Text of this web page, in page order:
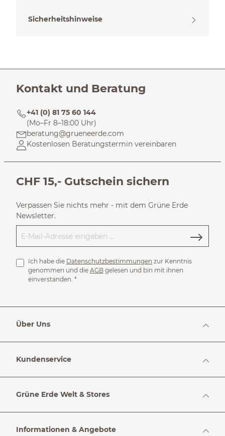
Sicherheitshinweise
Kontakt und Beratung
+41 (0) 81 75 60 144
(Mo–Fr 8–18:00 Uhr)
beratung@grueneerde.com
Kostenlosen Beratungstermin vereinbaren
CHF 15,- Gutschein sichern
Verpassen Sie nichts mehr - mit dem Grüne Erde
Newsletter.
Ich habe die Datenschutzbestimmungen zur Kenntnis
genommen und die AGB gelesen und bin mit ihnen
einverstanden. *
Über Uns
Kundenservice
Grüne Erde Welt & Stores
Informationen & Angebote